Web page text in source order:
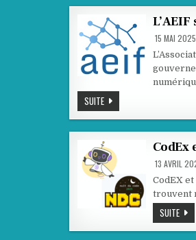
D’AFFICHES
NSI
15 MAI 2025
SUITEL’AEIF
SALUE
L’INITIATIVE
PLAN
« FILLES
ET
MATHS »
CodEx
13 AVRIL
CodEX
trouvent
SUITECODEX
ET
LA